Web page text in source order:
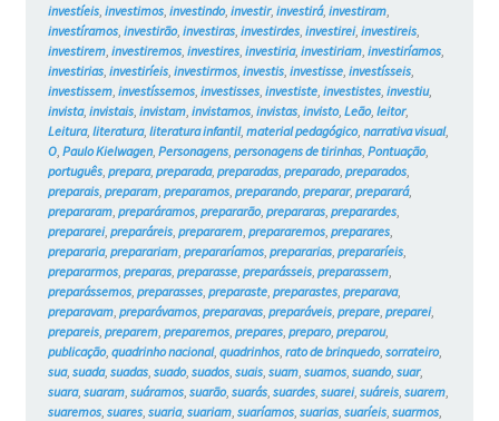
investíeis, investimos, investindo, investir, investirá, investiram,
investíramos, investirão, investiras, investirdes, investirei, investireis,
investirem, investiremos, investires, investiria, investiriam, investiríamos,
investirias, investiríeis, investirmos, investis, investisse, investísseis,
investissem, investíssemos, investisses, investiste, investistes, investiu,
invista, invistais, invistam, invistamos, invistas, invisto, Leão, leitor,
Leitura, literatura, literatura infantil, material pedagógico, narrativa visual,
O, Paulo Kielwagen, Personagens, personagens de tirinhas, Pontuação,
português, prepara, preparada, preparadas, preparado, preparados,
preparais, preparam, preparamos, preparando, preparar, preparará,
prepararam, preparáramos, prepararão, prepararas, preparardes,
prepararei, preparáreis, prepararem, prepararemos, preparares,
prepararia, preparariam, prepararíamos, prepararias, prepararíeis,
prepararmos, preparas, preparasse, preparásseis, preparassem,
preparássemos, preparasses, preparaste, preparastes, preparava,
preparavam, preparávamos, preparavas, preparáveis, prepare, preparei,
prepareis, preparem, preparemos, prepares, preparo, preparou,
publicação, quadrinho nacional, quadrinhos, rato de brinquedo, sorrateiro,
sua, suada, suadas, suado, suados, suais, suam, suamos, suando, suar,
suara, suaram, suáramos, suarão, suarás, suardes, suarei, suáreis, suarem,
suaremos, suares, suaria, suariam, suaríamos, suarias, suaríeis, suarmos,